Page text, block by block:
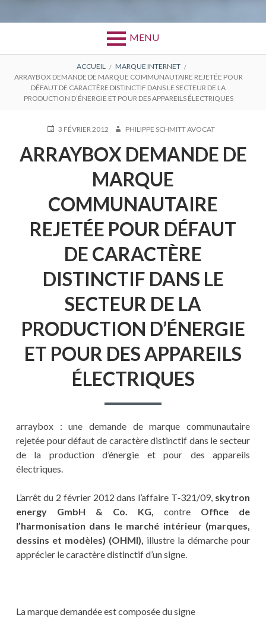
MENU
FIL
D'ARIANE
ACCUEIL
MARQUE INTERNET
ARRAYBOX DEMANDE DE MARQUE COMMUNAUTAIRE REJETÉE POUR
DÉFAUT DE CARACTÈRE DISTINCTIF DANS LE SECTEUR DE LA
PRODUCTION D’ÉNERGIE ET POUR DES APPAREILS ÉLECTRIQUES
PUBLIÉ3 FÉVRIER 2012 AUTEURPHILIPPE SCHMITT AVOCAT
ARRAYBOX DEMANDE DE
MARQUE
COMMUNAUTAIRE
REJETÉE POUR DÉFAUT
DE CARACTÈRE
DISTINCTIF DANS LE
SECTEUR DE LA
PRODUCTION D’ÉNERGIE
ET POUR DES APPAREILS
ÉLECTRIQUES
arraybox : une demande de marque communautaire
rejetée pour défaut de caractère distinctif dans le secteur
de la production d’énergie et pour des appareils
électriques.
L’arrêt du 2 février 2012 dans l’affaire T‑321/09, skytron
energy GmbH & Co. KG, contre Office de
l’harmonisation dans le marché intérieur (marques,
dessins et modèles) (OHMI), illustre la démarche pour
apprécier le caractère distinctif d’un signe.
La marque demandée est composée du signe